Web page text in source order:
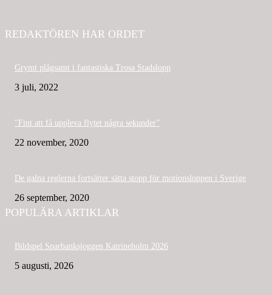
REDAKTÖREN HAR ORDET
Grymt plågsamt i fantastiska Trosa Stadslopp
3 juli, 2022
”Fint att få uppleva flytet några sekunder”
22 november, 2020
De galna reglerna fortsätter sätta stopp för motionsloppen i Sverige
26 september, 2020
POPULÄRA ARTIKLAR
Bildspel Sparbanksjoggen Katrineholm 2026
5 augusti, 2026